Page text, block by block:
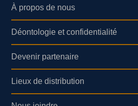
À propos de nous
Déontologie et confidentialité
Devenir partenaire
Lieux de distribution